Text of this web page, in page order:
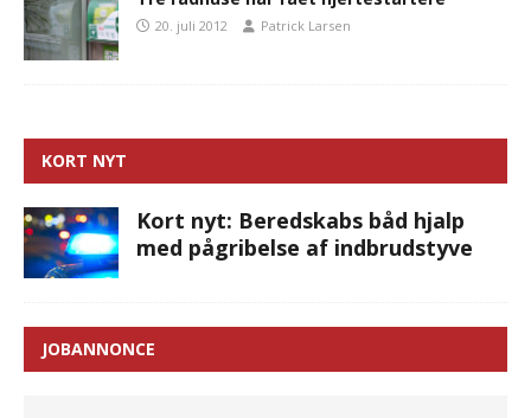
20. juli 2012 Patrick Larsen
KORT NYT
Kort nyt: Beredskabs båd hjalp
med pågribelse af indbrudstyve
JOBANNONCE